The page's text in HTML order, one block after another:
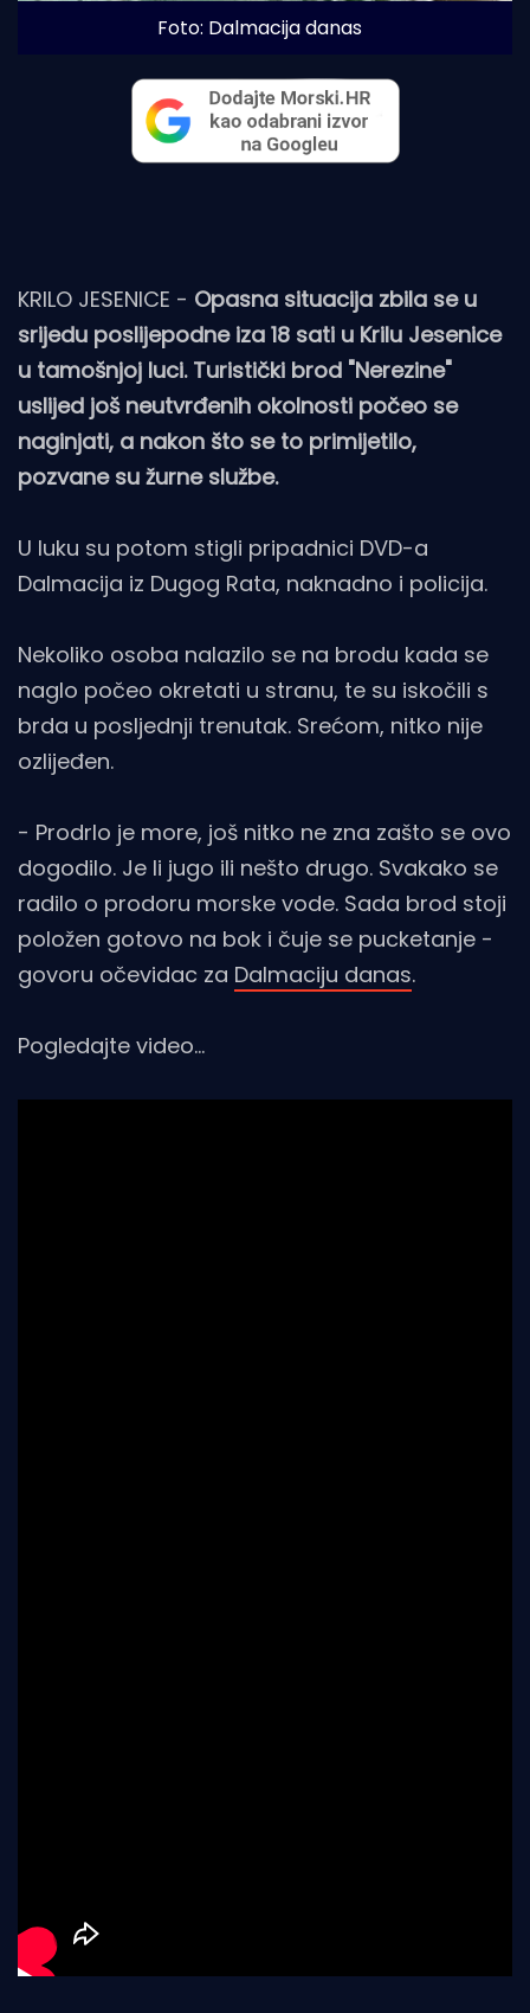
Foto: Dalmacija danas
KRILO JESENICE - Opasna situacija zbila se u
srijedu poslijepodne iza 18 sati u Krilu Jesenice
u tamošnjoj luci. Turistički brod "Nerezine"
uslijed još neutvrđenih okolnosti počeo se
naginjati, a nakon što se to primijetilo,
pozvane su žurne službe.
U luku su potom stigli pripadnici DVD-a
Dalmacija iz Dugog Rata, naknadno i policija.
Nekoliko osoba nalazilo se na brodu kada se
naglo počeo okretati u stranu, te su iskočili s
brda u posljednji trenutak. Srećom, nitko nije
ozlijeđen.
- Prodrlo je more, još nitko ne zna zašto se ovo
dogodilo. Je li jugo ili nešto drugo. Svakako se
radilo o prodoru morske vode. Sada brod stoji
položen gotovo na bok i čuje se pucketanje -
govoru očevidac za Dalmaciju danas.
Pogledajte video...